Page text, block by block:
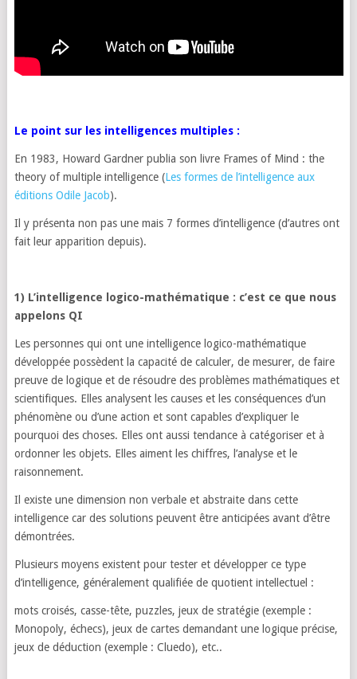
Le point sur les intelligences multiples :
En 1983, Howard Gardner publia son livre Frames of Mind : the
theory of multiple intelligence (Les formes de l’intelligence aux
éditions Odile Jacob).
Il y présenta non pas une mais 7 formes d’intelligence (d’autres ont
fait leur apparition depuis).
1) L’intelligence logico-mathématique : c’est ce que nous
appelons QI
Les personnes qui ont une intelligence logico-mathématique
développée possèdent la capacité de calculer, de mesurer, de faire
preuve de logique et de résoudre des problèmes mathématiques et
scientifiques. Elles analysent les causes et les conséquences d’un
phénomène ou d’une action et sont capables d’expliquer le
pourquoi des choses. Elles ont aussi tendance à catégoriser et à
ordonner les objets. Elles aiment les chiffres, l’analyse et le
raisonnement.
Il existe une dimension non verbale et abstraite dans cette
intelligence car des solutions peuvent être anticipées avant d’être
démontrées.
Plusieurs moyens existent pour tester et développer ce type
d’intelligence, généralement qualifiée de quotient intellectuel :
mots croisés, casse-tête, puzzles, jeux de stratégie (exemple :
Monopoly, échecs), jeux de cartes demandant une logique précise,
jeux de déduction (exemple : Cluedo), etc..